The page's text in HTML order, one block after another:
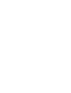
パウダースペース